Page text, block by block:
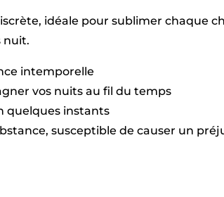
220
x
(80
80
cm)
idéale pour sublimer chaque
nuit.
intemporelle
vos nuits au fil du temps
quelques instants
susceptible de causer un